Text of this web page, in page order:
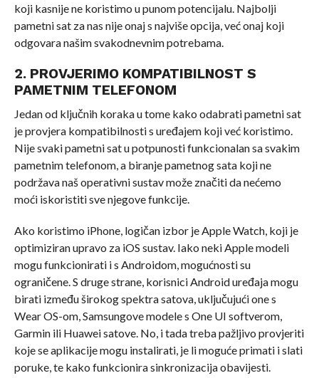
koji kasnije ne koristimo u punom potencijalu. Najbolji
pametni sat za nas nije onaj s najviše opcija, već onaj koji
odgovara našim svakodnevnim potrebama.
2. PROVJERIMO KOMPATIBILNOST S
PAMETNIM TELEFONOM
Jedan od ključnih koraka u tome kako odabrati pametni sat
je provjera kompatibilnosti s uređajem koji već koristimo.
Nije svaki pametni sat u potpunosti funkcionalan sa svakim
pametnim telefonom, a biranje pametnog sata koji ne
podržava naš operativni sustav može značiti da nećemo
moći iskoristiti sve njegove funkcije.
Ako koristimo iPhone, logičan izbor je Apple Watch, koji je
optimiziran upravo za iOS sustav. Iako neki Apple modeli
mogu funkcionirati i s Androidom, mogućnosti su
ograničene. S druge strane, korisnici Android uređaja mogu
birati između širokog spektra satova, uključujući one s
Wear OS-om, Samsungove modele s One UI softverom,
Garmin ili Huawei satove. No, i tada treba pažljivo provjeriti
koje se aplikacije mogu instalirati, je li moguće primati i slati
poruke, te kako funkcionira sinkronizacija obavijesti.